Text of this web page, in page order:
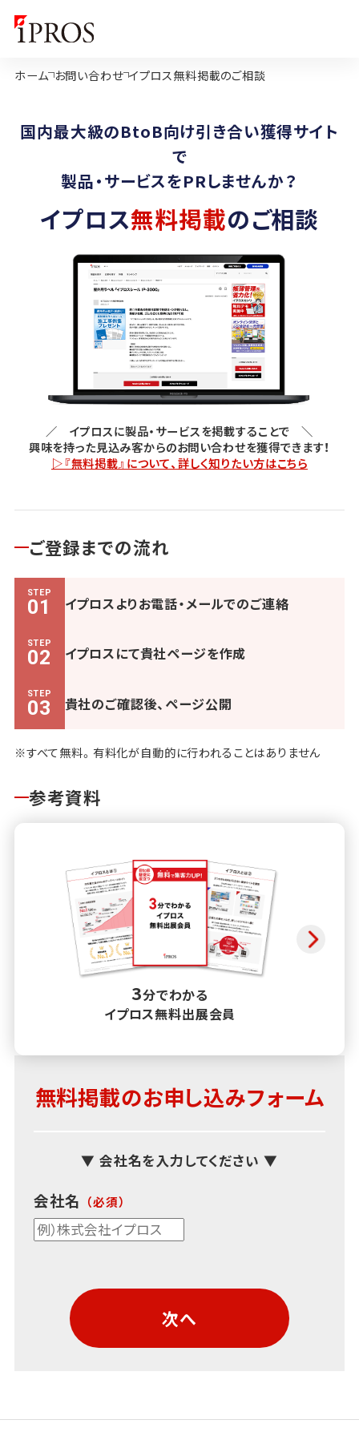
ホーム お問い合わせ イプロス無料掲載のご相談
国内最大級のBtoB向け引き合い獲得サイト
で
製品・サービスをPRしませんか？
イプロス無料掲載のご相談
／ イプロスに製品・サービスを掲載することで ＼
興味を持った見込み客からのお問い合わせを獲得できます！
▷『無料掲載』について、詳しく知りたい方はこちら
ご登録までの流れ
STEP
01 イプロスよりお電話・メールでのご連絡
STEP
02 イプロスにて貴社ページを作成
STEP
03 貴社のご確認後、ページ公開
※すべて無料。有料化が自動的に行われることはありません
参考資料
3分でわかる
イプロス無料出展会員
無料掲載のお申し込みフォーム
▼ 会社名を入力してください ▼
会社名
次へ